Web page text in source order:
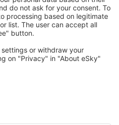
opţiuni: hoteluri, cabane,
de către utilizatorii eSky